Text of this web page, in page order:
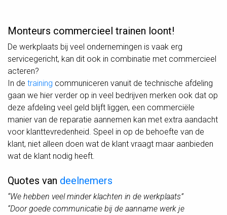
Monteurs commercieel trainen loont!
De werkplaats bij veel ondernemingen is vaak erg
servicegericht, kan dit ook in combinatie met commercieel
acteren?
In de training communiceren vanuit de technische afdeling
gaan we hier verder op in veel bedrijven merken ook dat op
deze afdeling veel geld blijft liggen, een commerciële
manier van de reparatie aannemen kan met extra aandacht
voor klanttevredenheid. Speel in op de behoefte van de
klant, niet alleen doen wat de klant vraagt maar aanbieden
wat de klant nodig heeft.
Quotes van deelnemers
“We hebben veel minder klachten in de werkplaats”
“Door goede communicatie bij de aanname werk je